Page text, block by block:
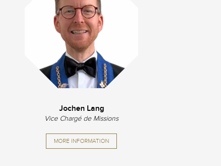
Jochen Lang
Vice Chargé de Missions
MORE INFORMATION